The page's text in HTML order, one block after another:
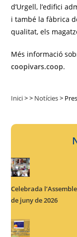
d’Urgell, l’edifici
i també la fàbrica
qualitat, els
Més informació
coopivars.coop.
Inici>> Notícies>
Celebrada
de juny de 2026